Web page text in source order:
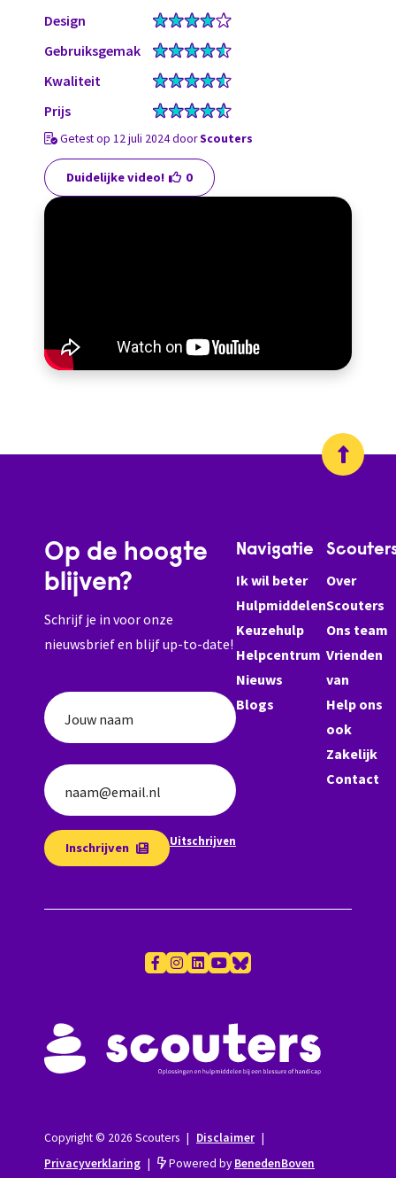
Design
Gebruiksgemak
Kwaliteit
Prijs
Getest op 12 juli 2024 doorScouters
Duidelijke video! 0
Op de hoogte
blijven?
Schrijf je in voor onze
nieuwsbrief en blijf up-to-date!
Jouw naam
naam@email.nl
Inschrijven Uitschrijven
Navigatie
Ik wil beter
Hulpmiddelen
Keuzehulp
Helpcentrum
Nieuws
Blogs
Over
Scouters
Ons team
Vrienden
van
Help ons
ook
Zakelijk
Contact
Copyright © 2026 Scouters | Disclaimer |
Privacyverklaring | Powered by BenedenBoven